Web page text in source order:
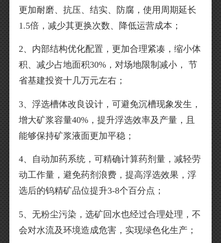
更加耐磨、抗压、结实、防腐，使用周期延长
1.5倍，减少其更换次数、降低运营成本；
2、内部结构优化配置，更加合理紧凑，缩小体
积、减少占地面积30%，对场地限制减小， 节
省基建投资十几万元左右；
3、浮选槽体改良设计，可避免沉槽现象发生，
增大矿浆容量40%，提升浮选效率及产量，且
能够保持矿浆液面更加平稳；
4、自动加药系统，可精确计算药剂量，减轻劳
动工作量，避免药剂浪费，提高浮选效果，浮
选后的钨精矿品位提升3-8个百分点；
5、无粉尘污染，选矿回水也经过合理处理，不
会对水流及环境造成危害，实现绿色化生产；